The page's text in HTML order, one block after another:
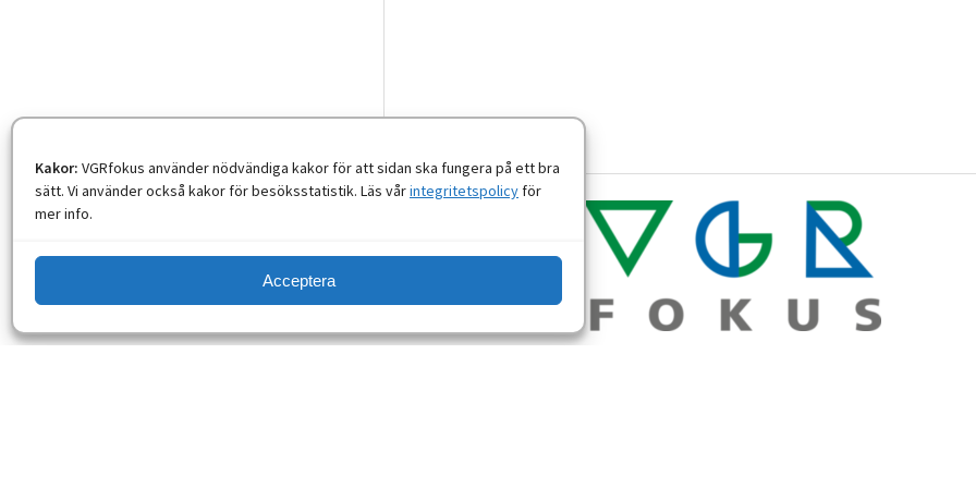
Kakor: VGRfokus använder nödvändiga kakor för att sidan ska fungera på ett bra
sätt. Vi använder också kakor för besöksstatistik. Läs vårintegritetspolicy för
mer info.
Acceptera